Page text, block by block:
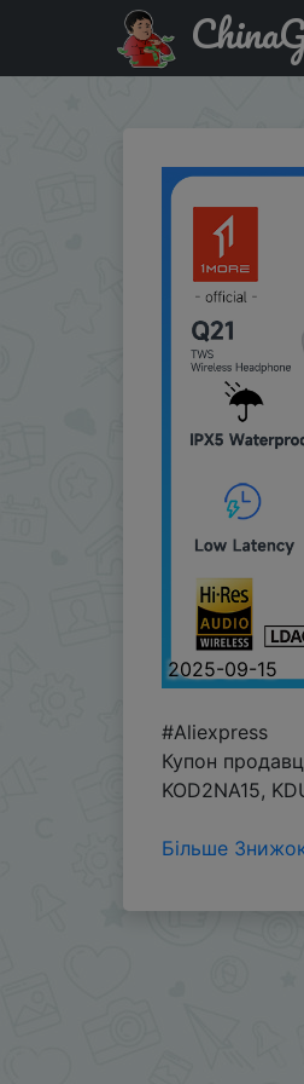
Купити по знижці BSUA02
2025-09-15
#Aliexpress
Купон
KOD2NA15,
Більше